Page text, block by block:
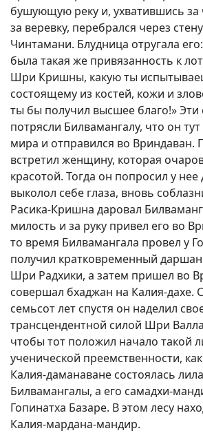
бушующую реку и, ухватившись
за веревку, перебрался через
Чинтамани. Блудница отругала
была такая же привязанность к
Шри Кришны, какую ты
состоящему из костей, кожи и
ты бы получил высшее благо!» Эти
потрясли Билвамангалу, что он
мира и отправился во Вриндаван.
встретил женщину, которая
красотой. Тогда он попросил у
выколол себе глаза, вновь
Расика-Кришна даровал
милость и за руку привел его во
то время Билвамангала провел у
получил кратковременный
Шри Радхики, а затем пришел во
совершал бхаджан на Калия-дахе.
семьсот лет спустя он наделил
трансцендентной силой Шри
чтобы тот положил начало такой
ученической преемственности,
Калия-даманаване состоялась
Билвамангалы, а его самадхи-
Гопинатха Базаре. В этом лесу
Калия-мардана-мандир.